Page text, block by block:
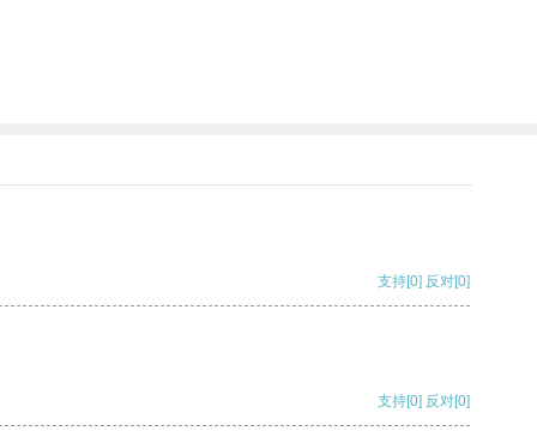
支持[0] 反对[0]
支持[0] 反对[0]